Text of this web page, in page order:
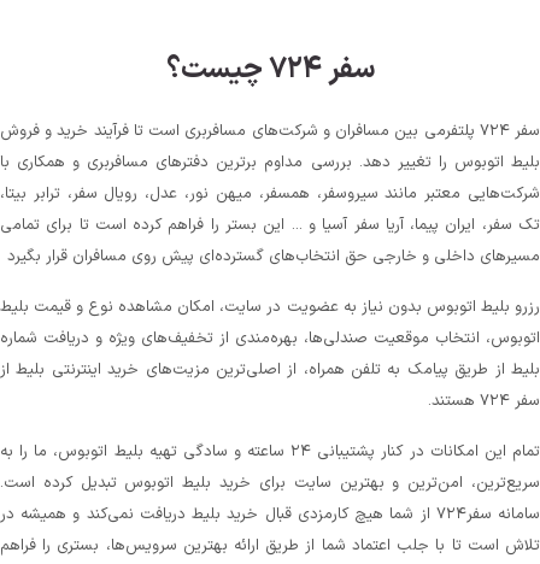
سفر ۷۲۴ چیست؟
سفر ۷۲۴ پلتفرمی بین مسافران و شرکت‌های مسافربری است تا فرآیند خرید و فروش
بلیط اتوبوس را تغییر دهد. بررسی مداوم برترین دفترهای مسافربری و همکاری با
شرکت‌هایی معتبر مانند سیروسفر، همسفر، میهن‌ نور، عدل، رویال سفر، ترابر بیتا،
تک سفر، ایران پیما، آریا سفر آسیا و ... این بستر را فراهم کرده است تا برای تمامی
مسیرهای داخلی و خارجی حق انتخاب‌های گسترده‌ای پیش روی مسافران قرار بگیرد
رزرو بلیط اتوبوس بدون نیاز به عضویت در سایت، امکان مشاهده نوع و قیمت بلیط
اتوبوس، انتخاب موقعیت صندلی‌ها، بهره‌مندی از تخفیف‌های ویژه و دریافت شماره‌
بلیط از طریق پیامک به تلفن همراه، از اصلی‌ترین مزیت‌های خرید اینترنتی بلیط از
سفر ۷۲۴ هستند.
تمام این امکانات در کنار پشتیبانی‌ ۲۴ ساعته و سادگی تهیه بلیط اتوبوس، ما را به
سریع‌ترین، امن‌ترین و بهترین سایت برای خرید بلیط اتوبوس تبدیل کرده است.
سامانه سفر۷۲۴ از شما هیچ کارمزدی قبال خرید بلیط دریافت نمی‌کند و همیشه در
تلاش است تا با جلب اعتماد شما از طریق ارائه بهترین سرویس‌ها، بستری را فراهم